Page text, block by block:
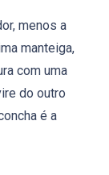
menos a
manteiga,
com uma
do outro
é a